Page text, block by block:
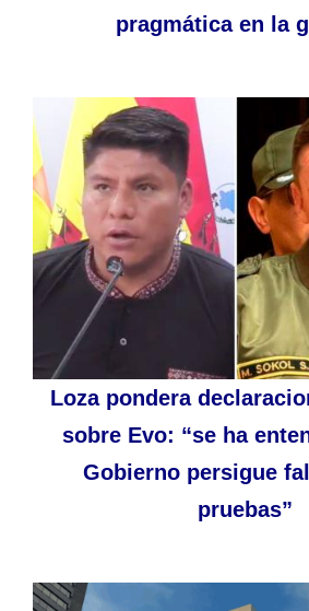
pragmática en la
Loza pondera
sobre Evo: “se ha
Gobierno persigue
pruebas”